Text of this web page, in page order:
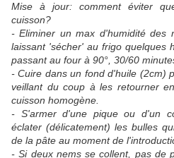
Mise à jour: comment éviter
cuisson?
- Eliminer un max d'humidité des
laissant 'sécher' au frigo quelques
passant au four à 90°, 30/60
- Cuire dans un fond d'huile (2cm)
veillant du coup à les retourner
cuisson homogène.
- S'armer d'une pique ou d'un
éclater (délicatement) les bulles
de la pâte au moment de
- Si deux nems se collent, pas de